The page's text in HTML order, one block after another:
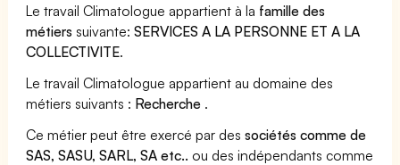
Le travail Climatologue appartient à la famille des
métiers suivante:SERVICES A LA PERSONNE ET A LA
COLLECTIVITE.
Le travail Climatologue appartient au domaine des
métiers suivants : Recherche .
Ce métier peut être exercé par dessociétés comme de
SAS, SASU, SARL, SA etc.. ou des indépendants comme